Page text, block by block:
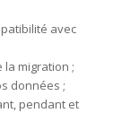
avec
migration ;
données ;
pendant et